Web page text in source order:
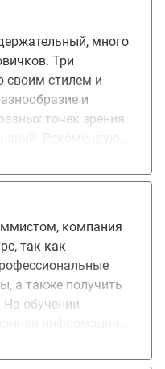
для продвинутых.
много
Три
своим стилем и
и
точек зрения.
решать задачи и
в сложных
компания
получить
Хотелось